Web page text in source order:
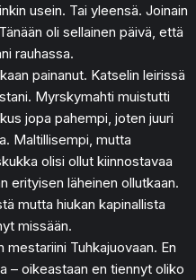
usein. Tai yleensä. Joinain
oli sellainen päivä, että
rauhassa.
painanut. Katselin leirissä
Myrskymahti muistutti
jopa pahempi, joten juuri
Maltillisempi, mutta
olisi ollut kiinnostavaa
erityisen läheinen ollutkaan.
mutta hiukan kapinallista
missään.
Tuhkajuovaan. En
– oikeastaan en tiennyt oliko